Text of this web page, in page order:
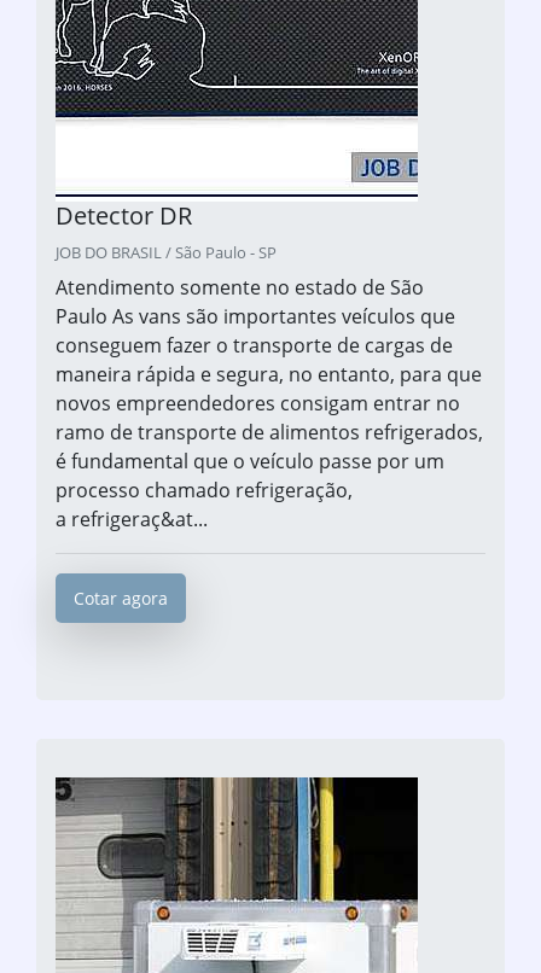
Detector DR
JOB DO BRASIL / São Paulo - SP
Atendimento somente no estado de São
Paulo As vans são importantes veículos que
conseguem fazer o transporte de cargas de
maneira rápida e segura, no entanto, para que
novos empreendedores consigam entrar no
ramo de transporte de alimentos refrigerados,
é fundamental que o veículo passe por um
processo chamado refrigeração,
a refrigeraç&at...
Cotar agora